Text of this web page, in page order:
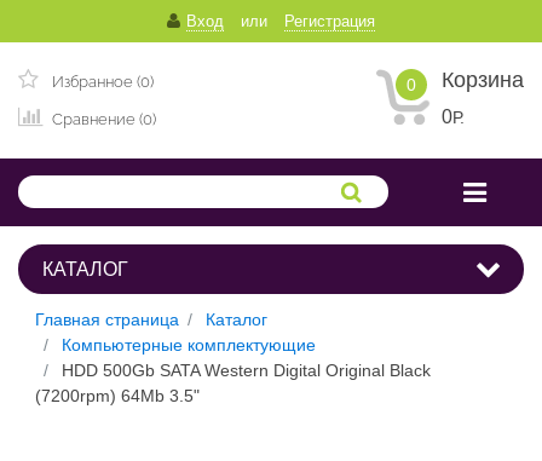
Вход или Регистрация
Избранное (0)
Сравнение (0)
0 Корзина
0Р.
КАТАЛОГ
Главная страница
Каталог
Компьютерные комплектующие
HDD 500Gb SATA Western Digital Original Black
(7200rpm) 64Mb 3.5"